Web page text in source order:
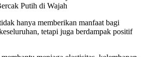
Putih di Wajah
hanya memberikan manfaat bagi
tetapi juga berdampak positif